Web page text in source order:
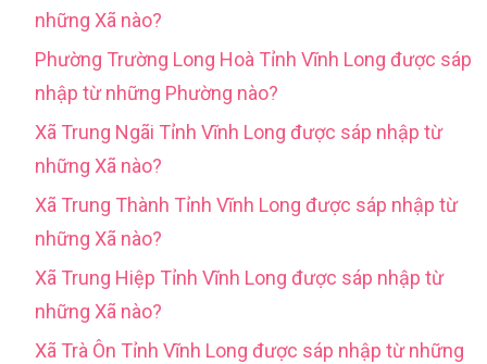
những Xã nào?
Phường Trường Long Hoà Tỉnh Vĩnh Long được sáp
nhập từ những Phường nào?
Xã Trung Ngãi Tỉnh Vĩnh Long được sáp nhập từ
những Xã nào?
Xã Trung Thành Tỉnh Vĩnh Long được sáp nhập từ
những Xã nào?
Xã Trung Hiệp Tỉnh Vĩnh Long được sáp nhập từ
những Xã nào?
Xã Trà Ôn Tỉnh Vĩnh Long được sáp nhập từ những